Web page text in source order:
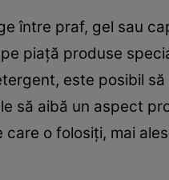
între praf, gel sau
piață produse
este posibil
să aibă un aspect
o folosiți, mai